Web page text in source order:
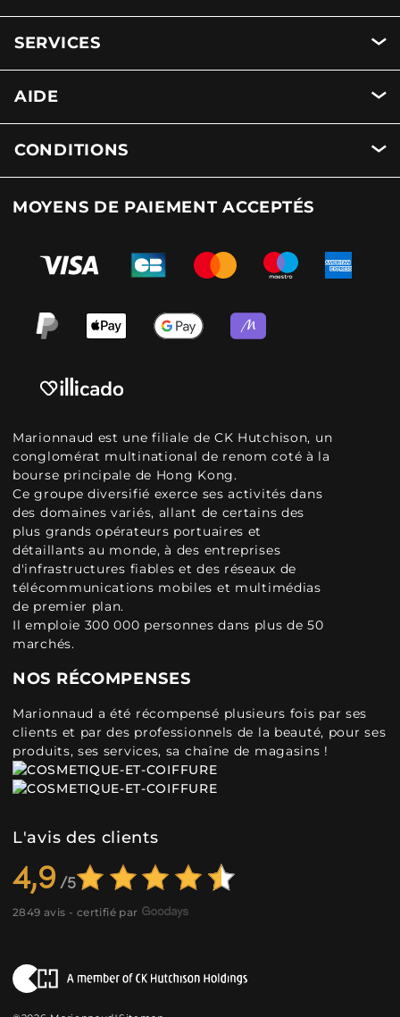
SERVICES
AIDE
CONDITIONS
MOYENS DE PAIEMENT ACCEPTÉS
Marionnaud est une filiale de CK Hutchison, un
conglomérat multinational de renom coté à la
bourse principale de Hong Kong.
Ce groupe diversifié exerce ses activités dans
des domaines variés, allant de certains des
plus grands opérateurs portuaires et
détaillants au monde, à des entreprises
d'infrastructures fiables et des réseaux de
télécommunications mobiles et multimédias
de premier plan.
Il emploie 300 000 personnes dans plus de 50
marchés.
NOS RÉCOMPENSES
Marionnaud a été récompensé plusieurs fois par ses
clients et par des professionnels de la beauté, pour ses
produits, ses services, sa chaîne de magasins !
L'avis des clients
4,9
2849 avis - certifié par